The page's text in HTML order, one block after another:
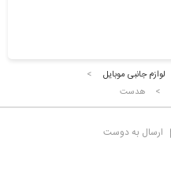
لوازم جانبی موبایل
>
> هدست
ارسال به دوست